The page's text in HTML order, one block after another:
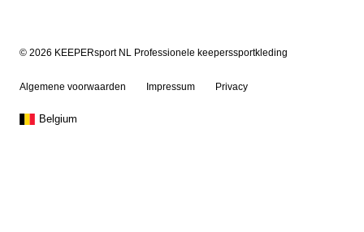
© 2026 KEEPERsport NL Professionele keeperssportkleding
Algemene voorwaarden Impressum Privacy
Belgium